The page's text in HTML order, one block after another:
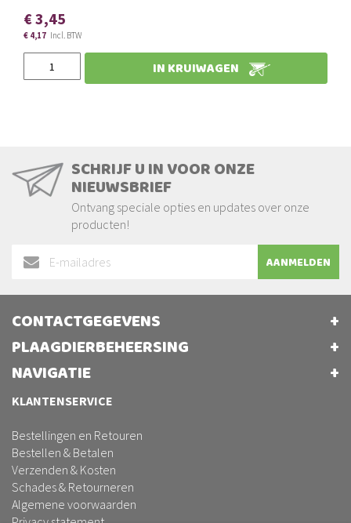
€ 4,17
€ 3,45
IN KRUIWAGEN
SCHRIJF U IN VOOR ONZE
NIEUWSBRIEF
Ontvang speciale opties en updates over onze
producten!
Abonneer
nieuwsbrief
AANMELDEN
CONTACTGEGEVENS
PLAAGDIERBEHEERSING
NAVIGATIE
KLANTENSERVICE
Bestellingen en Retouren
Bestellen & Betalen
Verzenden & Kosten
Schades & Retourneren
Algemene voorwaarden